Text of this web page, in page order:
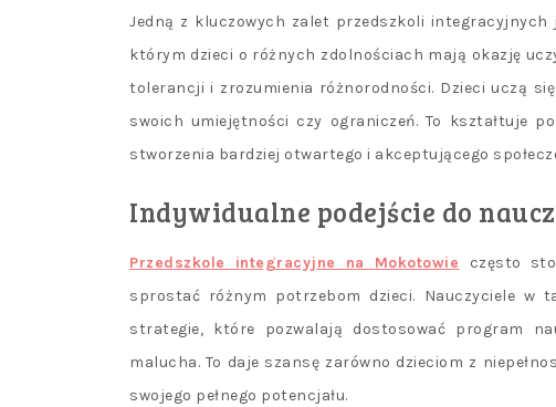
Jedną z kluczowych zalet przedszkoli
którym dzieci o różnych zdolnościach mają okazję
tolerancji i zrozumienia różnorodności. Dzieci uczą
swoich umiejętności czy ograniczeń. To kształtuje
stworzenia bardziej otwartego i akceptującego
Indywidualne podejście do
Przedszkole integracyjne na Mokotowie
często
sprostać różnym potrzebom dzieci. Nauczyciele w
strategie, które pozwalają dostosować program
malucha. To daje szansę zarówno dzieciom z
swojego pełnego potencjału.